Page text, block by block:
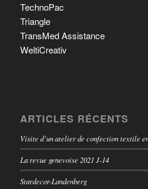
TechnoPac
Triangle
TransMed Assistance
WeltiCreativ
ARTICLES RÉCENTS
Visite d’un atelier de confection textile
La revue genevoise 2021 J-14
Stardecor-Landenberg